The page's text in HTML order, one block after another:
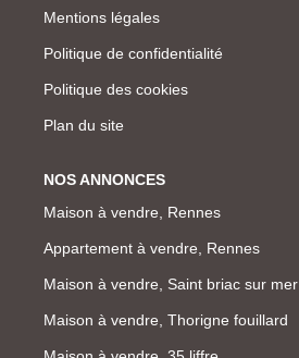
Mentions légales
Politique de confidentialité
Politique des cookies
Plan du site
NOS ANNONCES
Maison à vendre, Rennes
Appartement à vendre, Rennes
Maison à vendre, Saint briac sur mer
Maison à vendre, Thorigne fouillard